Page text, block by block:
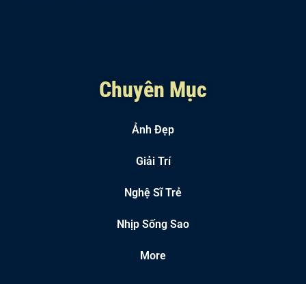
Chuyên Mục
Ảnh Đẹp
Giải Trí
Nghệ Sĩ Trẻ
Nhịp Sống Sao
More